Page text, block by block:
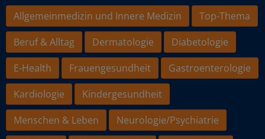
Allgemeinmedizin und Innere Medizin
Top-Thema
Beruf & Alltag
Dermatologie
Diabetologie
E-Health
Frauengesundheit
Gastroenterologie
Kardiologie
Kindergesundheit
Menschen & Leben
Neurologie/Psychiatrie